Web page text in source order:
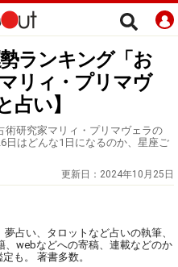
ランキング「お
リィ・プリマヴ
占い】
術研究家マリィ・プリマヴェラの
日はどんな1日になるのか、星座ご
更新日： 2024年10月25日
占い、タロットなど占いの執筆、
、webなどへの寄稿、連載などのか
も。 著書多数。